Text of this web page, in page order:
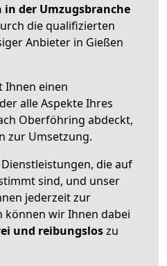
in der Umzugsbranche
die qualifizierten
Anbieter in Gießen
Ihnen einen
alle Aspekte Ihres
Oberföhring abdeckt,
zur Umsetzung.
die auf
sind, und unser
jederzeit zur
können wir Ihnen dabei
und reibungsloszu